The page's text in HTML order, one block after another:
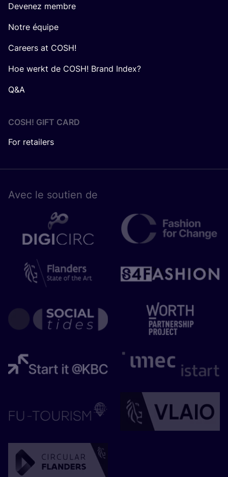
Devenez membre
Notre équipe
Careers at COSH!
Hoe werkt de COSH! Brand Index?
Q&A
COSH! GIFT CARD
For retailers
Avec le sou­tien de